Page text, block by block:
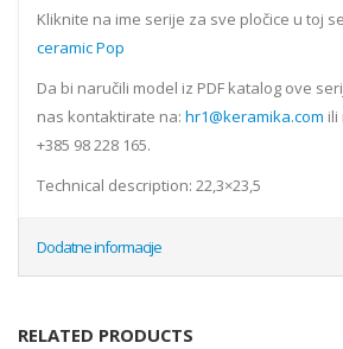
Kliknite na ime serije za sve pločice u toj
ceramic Pop
Da bi naručili model iz PDF katalog ove
nas kontaktirate na: hr1@keramika.com ili
+385 98 228 165.
Technical description: 22,3×23,5
Dodatne informacije
RELATED PRODUCTS